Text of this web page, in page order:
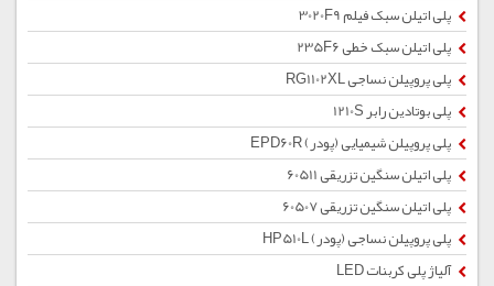
پلی اتیلن سبک فیلم 3020F9
پلی اتیلن سبک خطی 235F6
پلی پروپیلن نساجی RG1102XL
پلی بوتادین رابر 1210S
پلی پروپیلن شیمیایی (پودر) EPD60R
پلی اتیلن سنگین تزریقی 60511
پلی اتیلن سنگین تزریقی 60507
پلی پروپیلن نساجی (پودر) HP510L
آلیاژ پلی کربنات LED